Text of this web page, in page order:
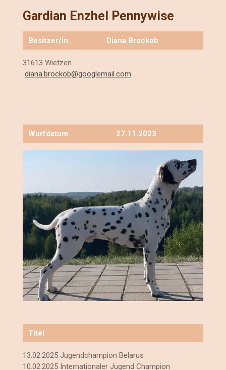
Gardian Enzhel Pennywise
Besitzer/in Diana Brockob
31613 Wietzen
diana.brockob@googlemail.com
Wurfdatum 27.11.2023
Titel
13.02.2025 Jugendchampion Belarus
10.02.2025 Internationaler Jugend Champion